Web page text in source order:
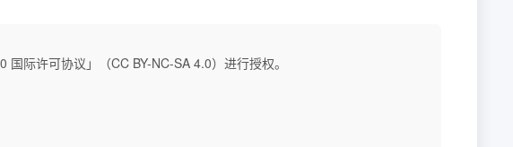
际许可协议」（CC BY-NC-SA 4.0）进行授权。